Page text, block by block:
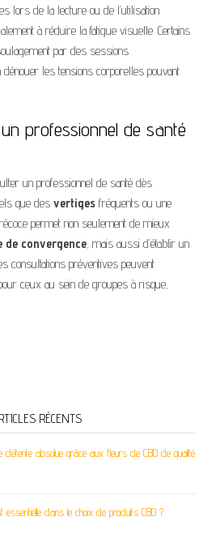
lors de la lecture ou de l’utilisation
à réduire la fatigue visuelle. Certains
par des sessions
dénouer les tensions corporelles pouvant
professionnel de santé
un professionnel de santé dès
que des vertiges fréquents ou une
permet non seulement de mieux
de convergence, mais aussi d’établir un
consultations préventives peuvent
ceux au sein de groupes à risque,
RÉCENTS
détente absolue grâce aux fleurs de CBD de qualité
essentielle dans le choix de produits CBD ?